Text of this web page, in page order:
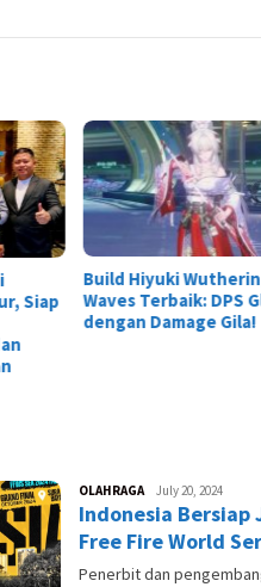
Taisei Marukawa
Dewa United Siap
Laga Kontra Semen
OLAHRAGAAndre
Skuter
July 20, 2024
Indonesia Bersiap
Free Fire World
Penerbit dan